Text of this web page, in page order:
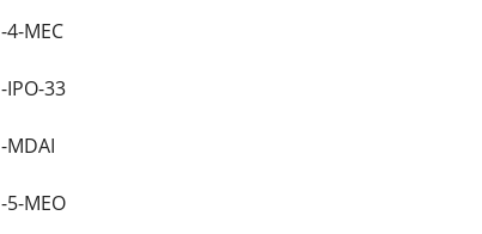
-4-MEC
-IPO-33
-MDAI
-5-MEO